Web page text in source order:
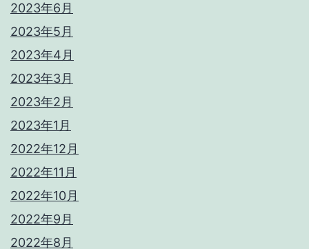
2023年6月
2023年5月
2023年4月
2023年3月
2023年2月
2023年1月
2022年12月
2022年11月
2022年10月
2022年9月
2022年8月